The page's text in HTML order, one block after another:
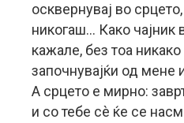
осквернувај во
никогаш… Како чајник
кажале, без тоа
започнувајќи од мене
А срцето е мирно:
и со тебе сè ќе се